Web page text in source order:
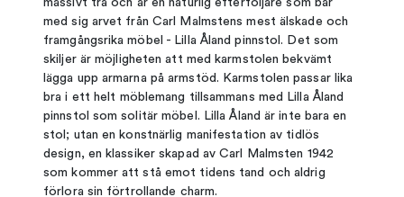
med sig arvet från Carl Malmstens mest älskade och
framgångsrika möbel - Lilla Åland pinnstol. Det som
skiljer är möjligheten att med karmstolen bekvämt
lägga upp armarna på armstöd. Karmstolen passar lika
bra i ett helt möblemang tillsammans med Lilla Åland
pinnstol som solitär möbel. Lilla Åland är inte bara en
stol; utan en konstnärlig manifestation av tidlös
design, en klassiker skapad av Carl Malmsten 1942
som kommer att stå emot tidens tand och aldrig
förlora sin förtrollande charm.